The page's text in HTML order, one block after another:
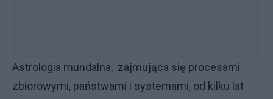
Astrologia mundalna, zajmująca się procesami
zbiorowymi, państwami i systemami, od kilku lat